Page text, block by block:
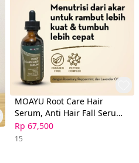
MOAYU Root Care Hair
Serum, Anti Hair Fall Serum,
Serum Rambut Anti Rontok,
Perkuat Akar Rambut dan
Rp 67,500
15